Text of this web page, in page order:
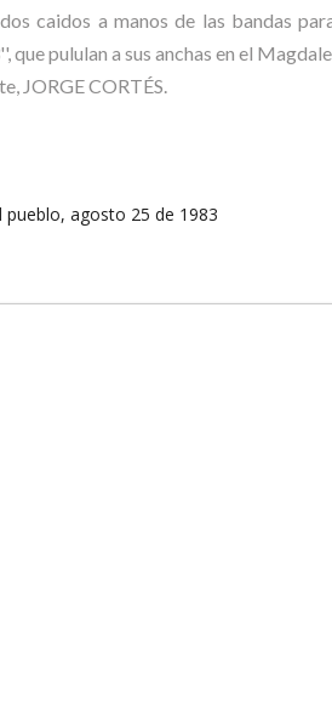
caidos a manos de las bandas
que pululan a sus anchas en el
JORGE CORTÉS.
pueblo, agosto 25 de 1983